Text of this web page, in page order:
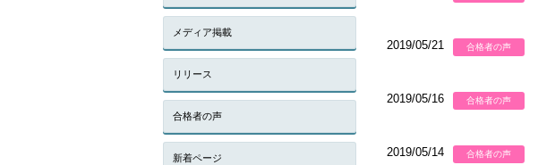
2019/05/21 合格者の声
2019/05/16 合格者の声
2019/05/14 合格者の声
メディア掲載
リリース
合格者の声
新着ページ